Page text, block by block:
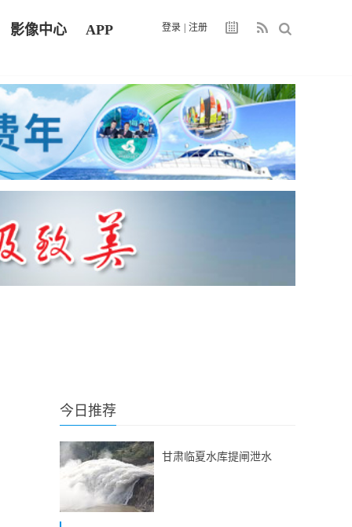
登录 注册
影像中心 APP
今日推荐
甘肃临夏水库提闸泄水